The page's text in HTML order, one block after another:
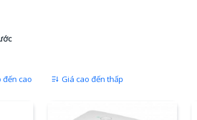
đến cao Giá cao đến thấp